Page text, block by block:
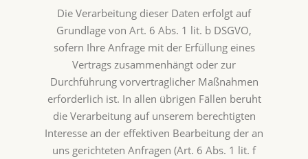
Die Verarbeitung dieser Daten erfolgt auf
Grundlage von Art. 6 Abs. 1 lit. b DSGVO,
sofern Ihre Anfrage mit der Erfüllung eines
Vertrags zusammenhängt oder zur
Durchführung vorvertraglicher Maßnahmen
erforderlich ist. In allen übrigen Fällen beruht
die Verarbeitung auf unserem berechtigten
Interesse an der effektiven Bearbeitung der an
uns gerichteten Anfragen (Art. 6 Abs. 1 lit. f